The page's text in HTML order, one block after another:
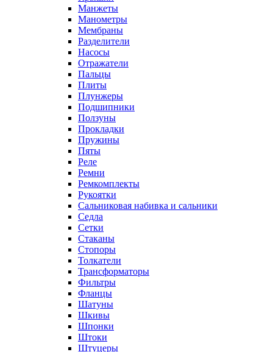
Манжеты
Манометры
Мембраны
Разделители
Насосы
Отражатели
Пальцы
Плиты
Плунжеры
Подшипники
Ползуны
Прокладки
Пружины
Пяты
Реле
Ремни
Ремкомплекты
Рукоятки
Сальниковая набивка и сальники
Седла
Сетки
Стаканы
Стопоры
Толкатели
Трансформаторы
Фильтры
Фланцы
Шатуны
Шкивы
Шпонки
Штоки
Штуцеры